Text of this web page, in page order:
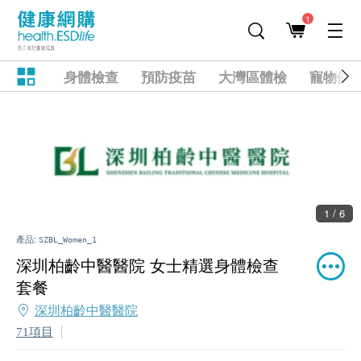
1
身體檢查 預防疫苗 大灣區體檢 寵物健
1 / 6
產品: SZBL_Women_1
深圳柏齡中醫醫院 女士精選身體檢查
套餐
深圳柏齡中醫醫院
71項目